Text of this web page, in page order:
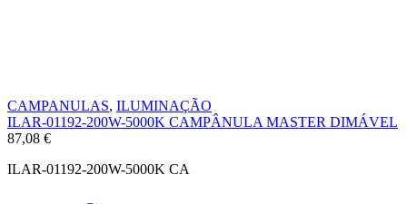
CAMPANULAS, ILUMINAÇÃO
ILAR-01192-200W-5000K CAMPÂNULA MASTER DIMÁVEL
87,08 €
ILAR-01192-200W-5000K CA